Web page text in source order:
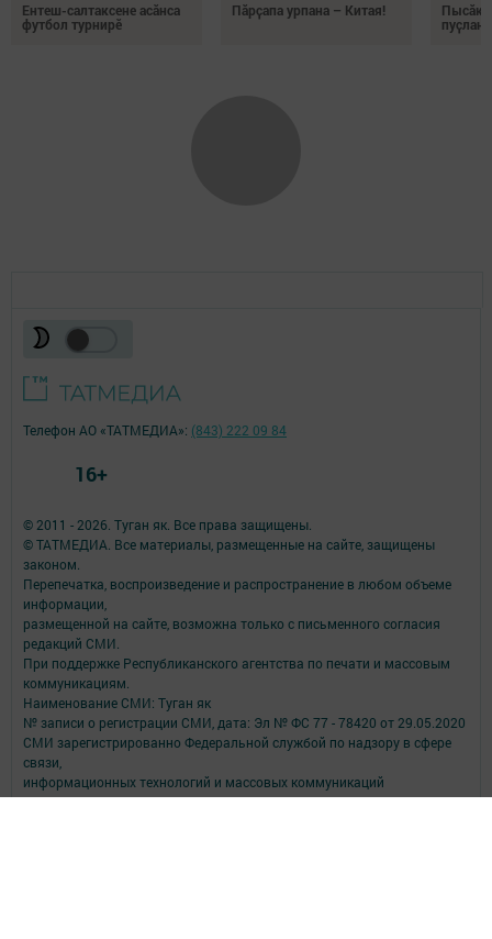
Ентеш-салтаксене асӑнса
футбол турнирӗ
Пӑрҫапа урпана – Китая!
Пысӑк
© 2011 - 2026. Туган як. Все права защищены.
© ТАТМЕДИА. Все материалы, размещенные на сайте, защищены
законом.
Перепечатка, воспроизведение и распространение в любом объеме
информации,
размещенной на сайте, возможна только с письменного согласия
редакций СМИ.
При поддержке Республиканского агентства по печати и массовым
коммуникациям.
Наименование СМИ: Туган як
№ записи о регистрации СМИ, дата: Эл № ФС 77 - 78420 от 29.05.2020
СМИ зарегистрированно Федеральной службой по надзору в сфере
связи,
информационных технологий и массовых коммуникаций
ФИО главного редактора: Фаизова Гулия Вакифовна
Телефон АО «ТАТМЕДИА»: (843) 222 09 84
16+